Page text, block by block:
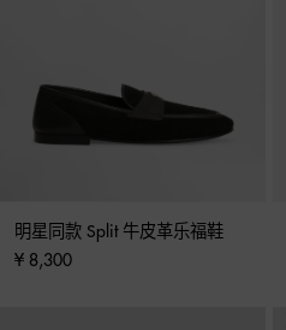
明星同款 Split 牛皮革乐福鞋
¥ 8,300